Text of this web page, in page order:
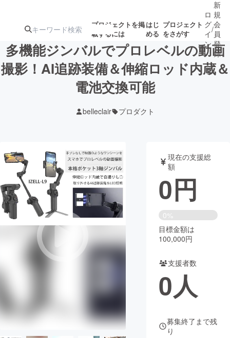
プロジェクトを掲
載するには
はじ
める
プロジェクト
をさがす
注目の新着プロ募集終了が近いプ
テクノロジー・ガジェット
映像・映画 書籍・雑誌
ビジネス・起業 チャレンジ
まちづくり・地域活性化
CAMPFIRE Creation
CAMPFIREふるさと納税
コミュニティ
ロ
グ
イ
ン
/
新
規
会
員
登
録
多機能ジンバルでプロレベルの動画
撮影！AI追跡装備＆伸縮ロッド内蔵＆
電池交換可能
belleclair プロダクト
現在の支援総
額
0円
0%
目標金額は
100,000円
支援者数
0人
募集終了まで残
り